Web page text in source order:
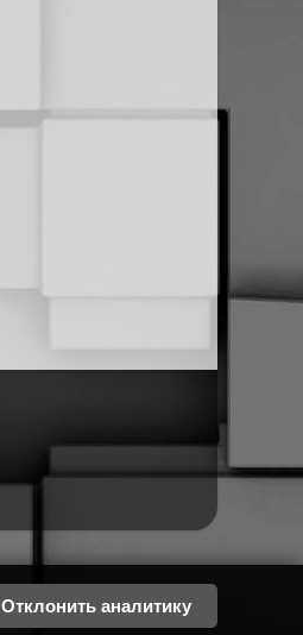
Отклонить аналитику